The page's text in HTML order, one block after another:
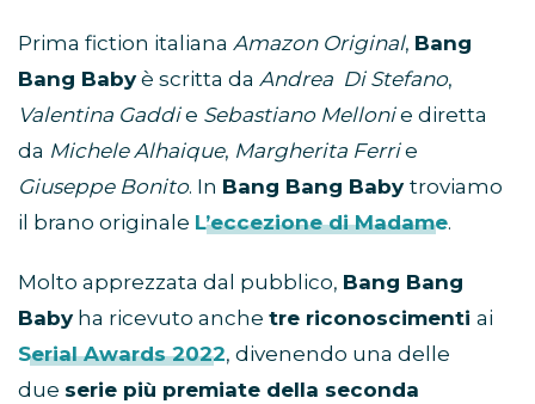
Prima fiction italiana Amazon Original, Bang
Bang Babyè scritta da Andrea Di Stefano,
Valentina Gaddie Sebastiano Mellonie diretta
da Michele Alhaique, Margherita Ferrie
Giuseppe Bonito. In Bang Bang Baby troviamo
il brano originale L’eccezione di Madame.
Molto apprezzata dal pubblico, Bang Bang
Babyha ricevuto anche tre riconoscimenti ai
Serial Awards 2022, divenendo una delle
due serie più premiate della seconda